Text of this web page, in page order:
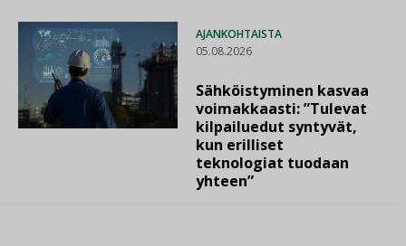
AJANKOHTAISTA
05.08.2026
Sähköistyminen kasvaa
voimakkaasti: ”Tulevat
kilpailuedut syntyvät,
kun erilliset
teknologiat tuodaan
yhteen”